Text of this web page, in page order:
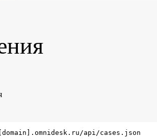
api/cases.json